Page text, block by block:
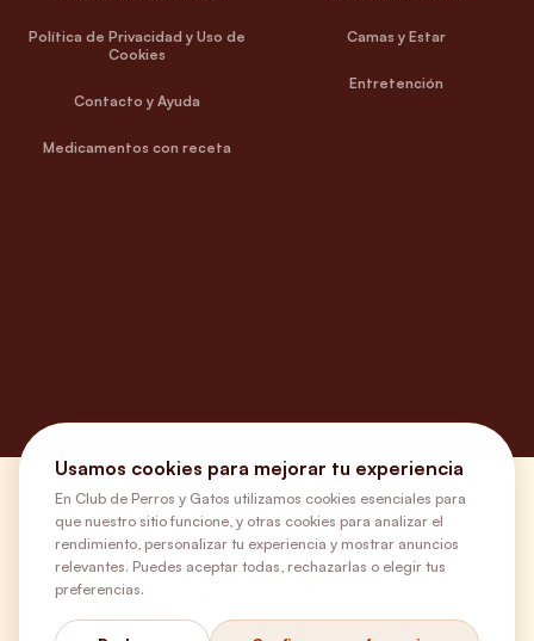
Política de Privacidad y Uso de
Cookies
Contacto y Ayuda
Medicamentos con receta
Camas y Estar
Entretención
¿Necesitas ayuda?
Usamos cookies para mejorar tu experiencia
En Club de Perros y Gatos utilizamos cookies esenciales para
que nuestro sitio funcione, y otras cookies para analizar el
rendimiento, personalizar tu experiencia y mostrar anuncios
relevantes. Puedes aceptar todas, rechazarlas o elegir tus
preferencias.